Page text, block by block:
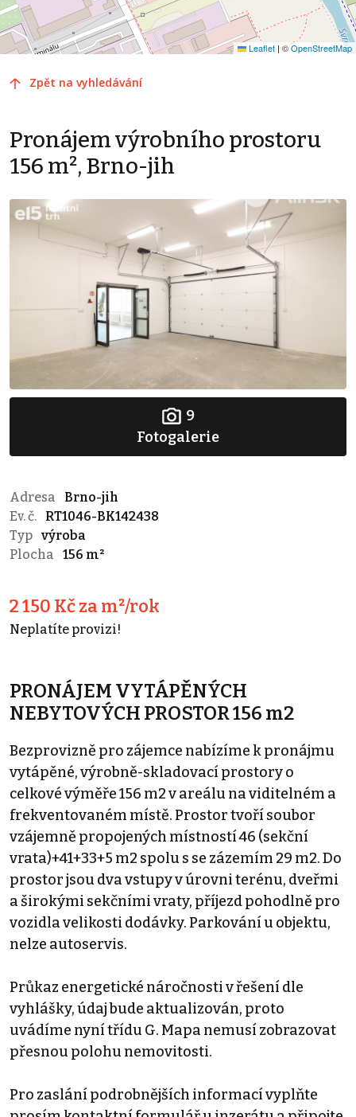
Leaflet |©OpenStreetMap
Zpět na vyhledávání
Pronájem výrobního prostoru
156 m², Brno-jih
9
Fotogalerie
Adresa
Brno-jih
Ev. č.
RT1046-BK142438
Typ výroba
Plocha
156 m²
2 150 Kč za m²/rok
Neplatíte provizi!
PRONÁJEM VYTÁPĚNÝCH
NEBYTOVÝCH PROSTOR 156 m2
Bezprovizně pro zájemce nabízíme k pronájmu
vytápěné, výrobně-skladovací prostory o
celkové výměře 156 m2 v areálu na viditelném a
frekventovaném místě. Prostor tvoří soubor
vzájemně propojených místností 46 (sekční
vrata)+41+33+5 m2 spolu s se zázemím 29 m2. Do
prostor jsou dva vstupy v úrovni terénu, dveřmi
a širokými sekčními vraty, příjezd pohodlně pro
vozidla velikosti dodávky. Parkování u objektu,
nelze autoservis.
Průkaz energetické náročnosti v řešení dle
vyhlášky, údaj bude aktualizován, proto
uvádíme nyní třídu G. Mapa nemusí zobrazovat
přesnou polohu nemovitosti.
Pro zaslání podrobnějších informací vyplňte